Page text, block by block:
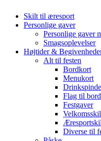
Skilt til æresport
Personlige gaver
Personlige gaver
Smagsoplevelser
Højtider &
Alt til festen
Bordkort
Menukort
Drinkspinde
Flag til
Festgaver
Diverse til